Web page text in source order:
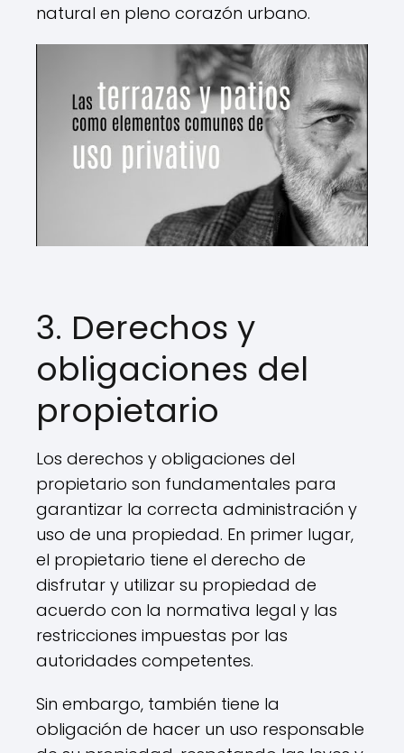
natural en pleno corazón urbano.
3. Derechos y
obligaciones del
propietario
Los derechos y obligaciones del
propietario son fundamentales para
garantizar la correcta administración y
uso de una propiedad. En primer lugar,
el propietario tiene el derecho de
disfrutar y utilizar su propiedad de
acuerdo con la normativa legal y las
restricciones impuestas por las
autoridades competentes.
Sin embargo, también tiene la
obligación de hacer un uso responsable